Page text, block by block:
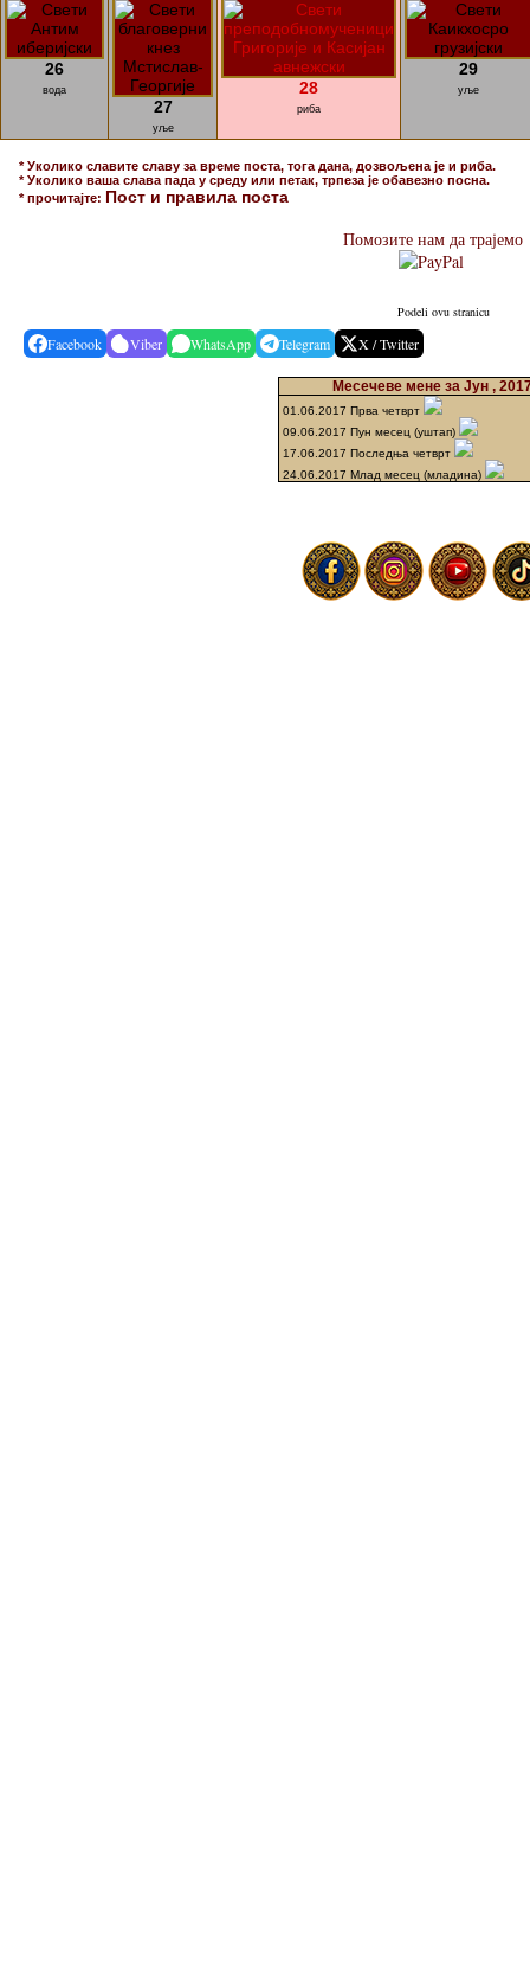
26
вода
27
уље
28
риба
29
уље
* Уколико славите славу за време поста, тога дана, дозвољена је и риба.
* Уколико ваша слава пада у среду или петак, трпеза је обавезно посна.
* прочитајте: Пост и правила поста
Помозите нам да трајемо
Podeli ovu stranicu
Facebook Viber WhatsApp Telegram X / Twitter
Месечеве мене за Јун ,
01.06.2017 Прва четврт
09.06.2017 Пун месец (уштап)
17.06.2017 Последња четврт
24.06.2017 Млад месец (младина)